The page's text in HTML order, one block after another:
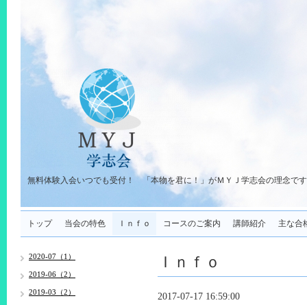
無料体験入会いつでも受付！ 「本物を君に！」がＭＹＪ学志会の理念で
トップ 当会の特色 Ｉｎｆｏ コースのご案内 講師紹介 主な合
Ｉｎｆｏ
2017-07-17 16:59:00
2020-07（1）
2019-06（2）
2019-03（2）